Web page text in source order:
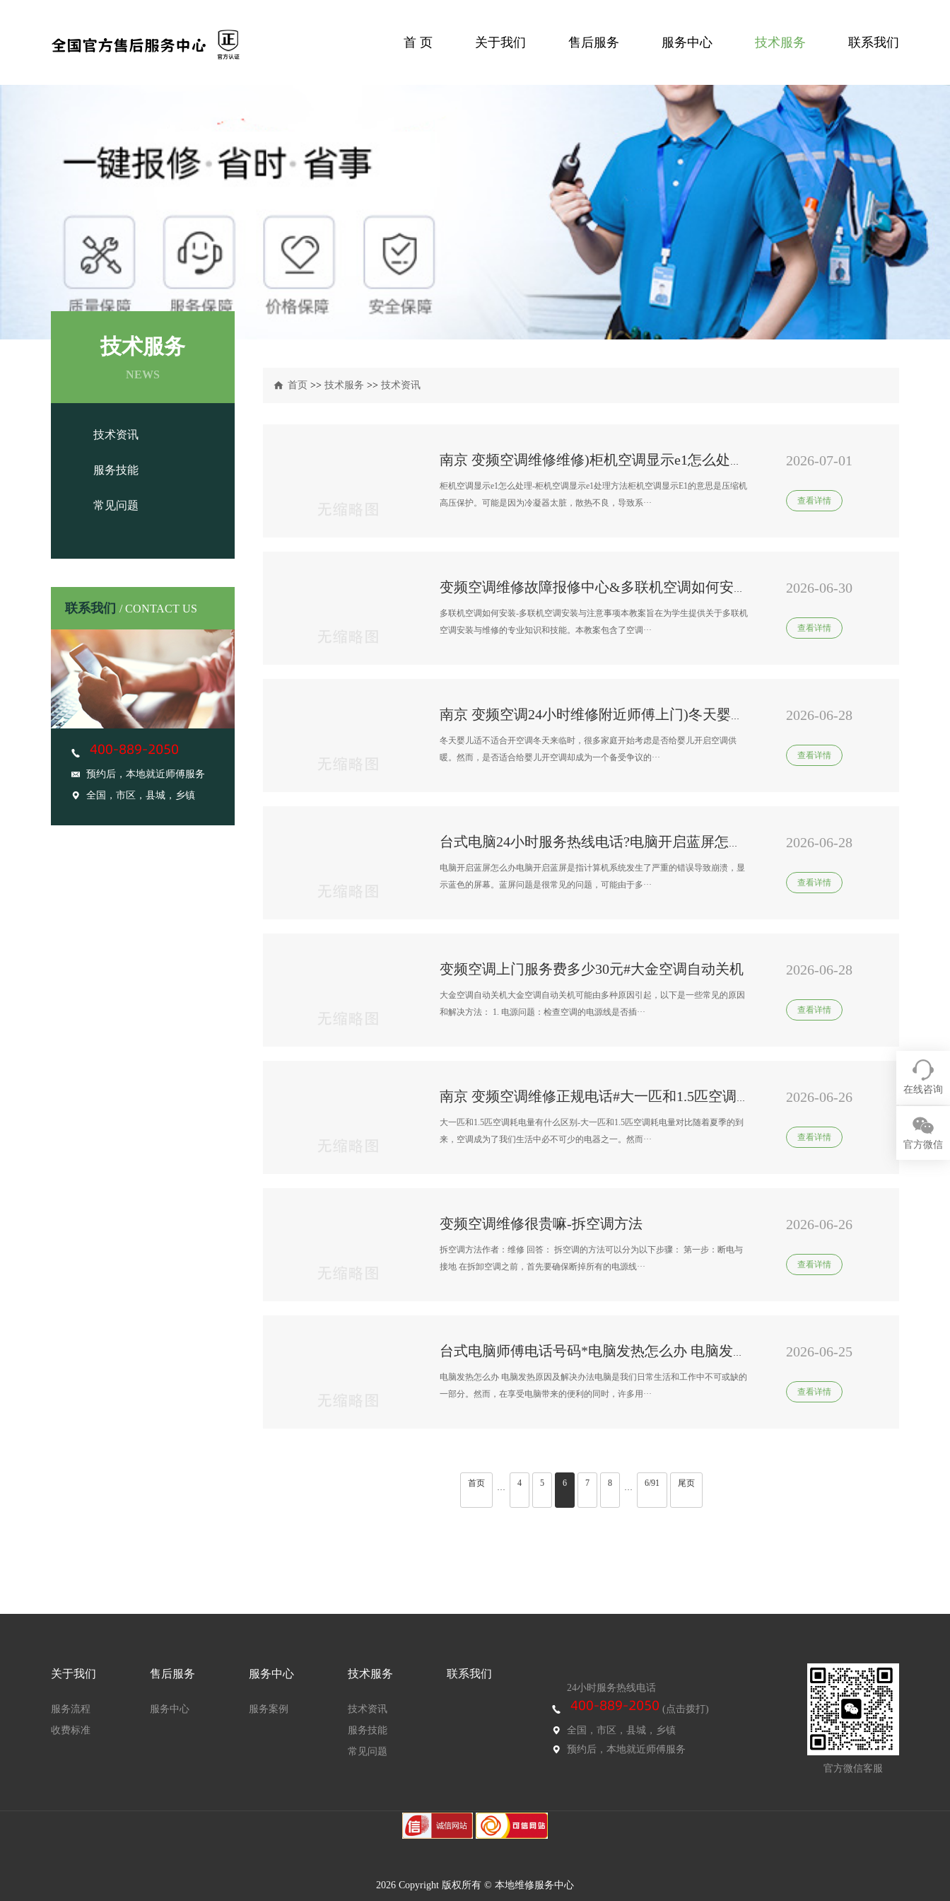
首 页 关于我们 售后服务 服务中心 技术服务 联系我们
技术服务
NEWS
技术资讯
服务技能
常见问题
联系我们 / CONTACT US
预约后，本地就近师傅服务
全国，市区，县城，乡镇
首页 >> 技术服务 >> 技术资讯
南京 变频空调维修维修)柜机空调显示e1怎么处理-柜机空调显示e1处理方法
柜机空调显示e1怎么处理-柜机空调显示e1处理方法柜机空调显示E1的意思是压缩机
高压保护。可能是因为冷凝器太脏，散热不良，导致系···
2026-07-01
查看详情
变频空调维修故障报修中心&多联机空调如何安装-多联机空调安装与注意事项
多联机空调如何安装-多联机空调安装与注意事项本教案旨在为学生提供关于多联机
空调安装与维修的专业知识和技能。本教案包含了空调···
2026-06-30
查看详情
南京 变频空调24小时维修附近师傅上门)冬天婴儿适不适合开空调
冬天婴儿适不适合开空调冬天来临时，很多家庭开始考虑是否给婴儿开启空调供
暖。然而，是否适合给婴儿开空调却成为一个备受争议的···
2026-06-28
查看详情
台式电脑24小时服务热线电话?电脑开启蓝屏怎么办
电脑开启蓝屏怎么办电脑开启蓝屏是指计算机系统发生了严重的错误导致崩溃，显
示蓝色的屏幕。蓝屏问题是很常见的问题，可能由于多···
2026-06-28
查看详情
变频空调上门服务费多少30元#大金空调自动关机
大金空调自动关机大金空调自动关机可能由多种原因引起，以下是一些常见的原因
和解决方法： 1. 电源问题：检查空调的电源线是否插···
2026-06-28
查看详情
南京 变频空调维修正规电话#大一匹和1.5匹空调耗电量有什么区别-大一匹和1.5匹空调耗电量对比
大一匹和1.5匹空调耗电量有什么区别-大一匹和1.5匹空调耗电量对比随着夏季的到
来，空调成为了我们生活中必不可少的电器之一。然而···
2026-06-26
查看详情
变频空调维修很贵嘛-拆空调方法
拆空调方法作者：维修 回答： 拆空调的方法可以分为以下步骤： 第一步：断电与
接地 在拆卸空调之前，首先要确保断掉所有的电源线···
2026-06-26
查看详情
台式电脑师傅电话号码*电脑发热怎么办 电脑发热原因及解决办法
电脑发热怎么办 电脑发热原因及解决办法电脑是我们日常生活和工作中不可或缺的
一部分。然而，在享受电脑带来的便利的同时，许多用···
2026-06-25
查看详情
首页
···
4 5 6 7 8
···
6/91 尾页
关于我们
服务流程
收费标准
售后服务
服务中心
服务中心
服务案例
技术服务
技术资讯
服务技能
常见问题
联系我们
24小时服务热线电话
(点击拨打)
全国，市区，县城，乡镇
预约后，本地就近师傅服务
官方微信客服
2026 Copyright 版权所有 © 本地维修服务中心
在线咨询
官方微信